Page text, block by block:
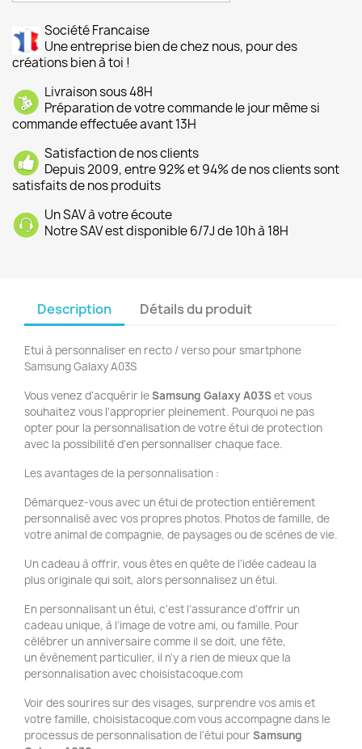
Société Francaise
Une entreprise bien de chez nous, pour des
créations bien à toi !
Livraison sous 48H
Préparation de votre commande le jour même si
commande effectuée avant 13H
Satisfaction de nos clients
Depuis 2009, entre 92% et 94% de nos clients sont
satisfaits de nos produits
Un SAV à votre écoute
Notre SAV est disponible 6/7J de 10h à 18H
Description Détails du produit
Etui à personnaliser en recto / verso pour smartphone
Samsung Galaxy A03S
Vous venez d'acquérir leSamsung Galaxy A03Set vous
souhaitez vous l'approprier pleinement. Pourquoi ne pas
opter pour la personnalisation de votre étui de protection
avec la possibilité d'en personnaliser chaque face.
Les avantages de la personnalisation :
Démarquez-vous avec un étui de protection entièrement
personnalisé avec vos propres photos. Photos de famille, de
votre animal de compagnie, de paysages ou de scènes de vie.
Un cadeau à offrir, vous êtes en quête de l'idée cadeau la
plus originale qui soit, alors personnalisez un étui.
En personnalisant un étui, c'est l'assurance d'offrir un
cadeau unique, à l'image de votre ami, ou famille. Pour
célébrer un anniversaire comme il se doit, une fête,
un évènement particulier, il n'y a rien de mieux que la
personnalisation avec choisistacoque.com
Voir des sourires sur des visages, surprendre vos amis et
votre famille, choisistacoque.com vous accompagne dans le
processus de personnalisation de l'étui pour Samsung